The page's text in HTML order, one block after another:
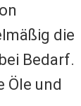
die
Bedarf.
Öle und